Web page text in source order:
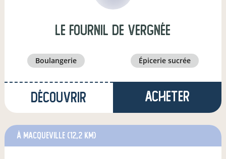
Le Fournil de Vergnée
boulangerie épicerie sucrée
Découvrir Acheter
à Macqueville (12,2 km)